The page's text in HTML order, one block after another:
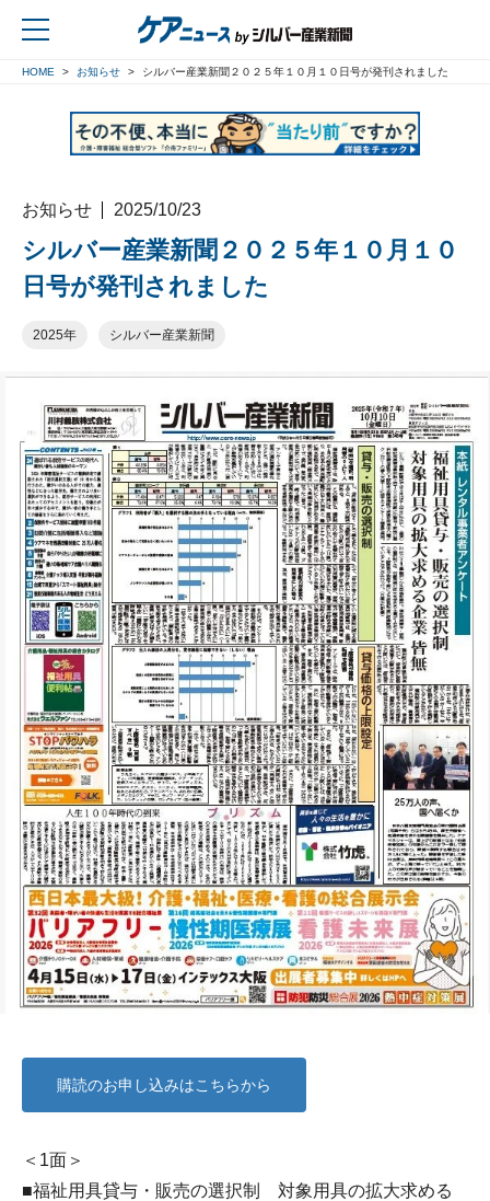
HOME お知らせ シルバー産業新聞２０２５年１０月１０日号が発刊されました
お知らせ 2025/10/23
シルバー産業新聞２０２５年１０月１０
日号が発刊されました
2025年 シルバー産業新聞
購読のお申し込みはこちらから
＜1面＞
■福祉用具貸与・販売の選択制 対象用具の拡大求める